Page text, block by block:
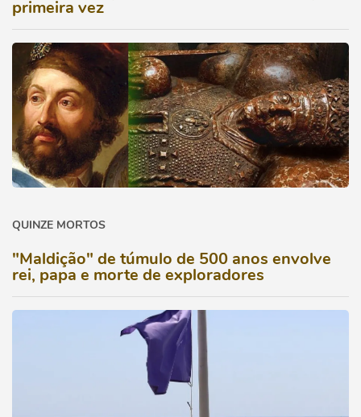
primeira vez
QUINZE MORTOS
"Maldição" de túmulo de 500 anos envolve
rei, papa e morte de exploradores